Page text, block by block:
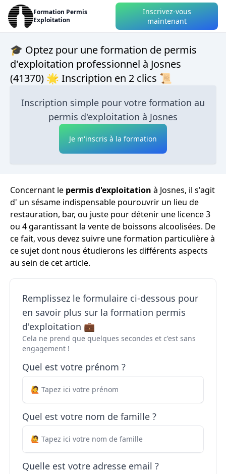
Formation Permis
Exploitation
Inscrivez-vous
maintenant
🎓 Optez pour une formation de permis
d'exploitation professionnel à Josnes
(41370) 🌟 Inscription en 2 clics 📜
Inscription simple pour votre formation au
permis d'exploitation à Josnes
Je m'inscris à la formation
Concernant le permis d'exploitation à Josnes, il s'agit
d' un sésame indispensable pourouvrir un lieu de
restauration, bar, ou juste pour détenir une licence 3
ou 4 garantissant la vente de boissons alcoolisées. De
ce fait, vous devez suivre une formation particulière à
ce sujet dont nous étudierons les différents aspects
au sein de cet article.
Remplissez le formulaire ci-dessous pour
en savoir plus sur la formation permis
d'exploitation 💼
Cela ne prend que quelques secondes et c'est sans
engagement !
Quel est votre prénom ?
Quel est votre nom de famille ?
Quelle est votre adresse email ?